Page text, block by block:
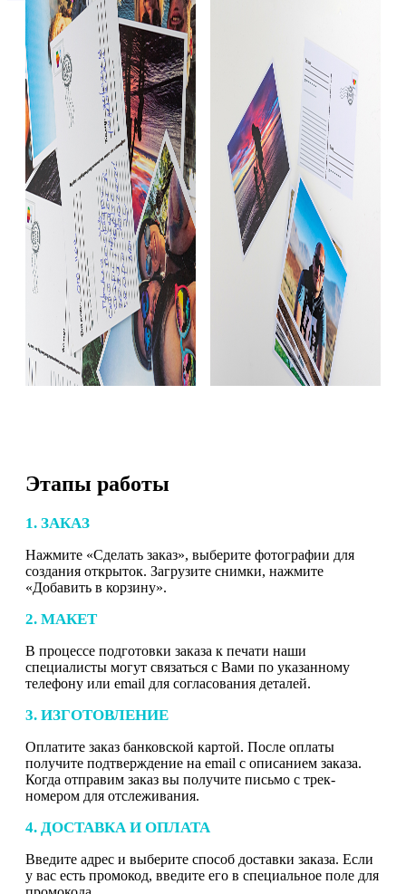
Этапы работы
1. ЗАКАЗ
Нажмите «Сделать заказ», выберите фотографии для
создания открыток. Загрузите снимки, нажмите
«Добавить в корзину».
2. МАКЕТ
В процессе подготовки заказа к печати наши
специалисты могут связаться с Вами по указанному
телефону или email для согласования деталей.
3. ИЗГОТОВЛЕНИЕ
Оплатите заказ банковской картой. После оплаты
получите подтверждение на email с описанием заказа.
Когда отправим заказ вы получите письмо с трек-
номером для отслеживания.
4. ДОСТАВКА И ОПЛАТА
Введите адрес и выберите способ доставки заказа. Если
у вас есть промокод, введите его в специальное поле для